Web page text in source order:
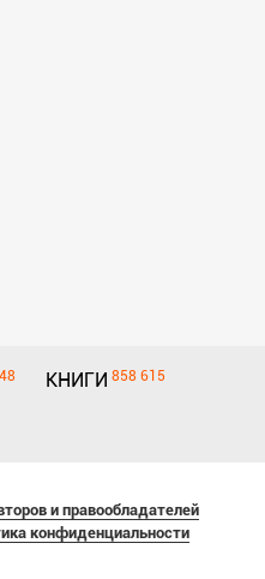
КНИГИ 858 615
и правообладателей
конфиденциальности